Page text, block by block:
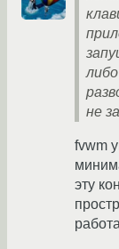
не
fvwm
эту